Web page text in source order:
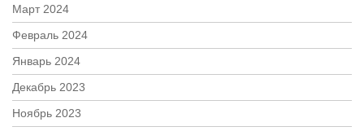
Март 2024
Февраль 2024
Январь 2024
Декабрь 2023
Ноябрь 2023